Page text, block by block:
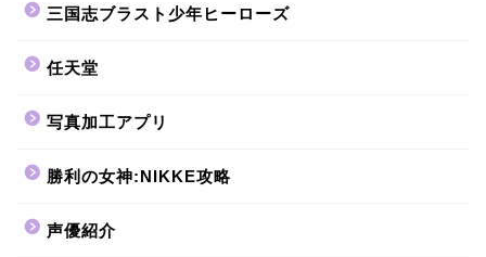
三国志ブラスト少年ヒーローズ
任天堂
写真加工アプリ
勝利の女神:NIKKE攻略
声優紹介